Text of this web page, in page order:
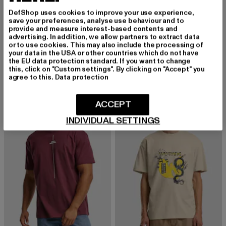
MERCHCODE
Nirvana Lithium
22,99 EUR
Derzeitiger Preis: 22,99 EUR
MERCHCODE
K Heart
16,00 EUR
Derzeitiger Preis: 16,00 EUR
39,99 EURAktionspreis:
DefShop uses cookies to improve your use experience,
save your preferences, analyse use behaviour and to
provide and measure interest-based contents and
advertising. In addition, we allow partners to extract data
or to use cookies. This may also include the processing of
your data in the USA or other countries which do not have
the EU data protection standard. If you want to change
this, click on "Custom settings". By clicking on "Accept" you
agree to this. Data protection
INDIVIDUAL SETTINGS
ACCEPT